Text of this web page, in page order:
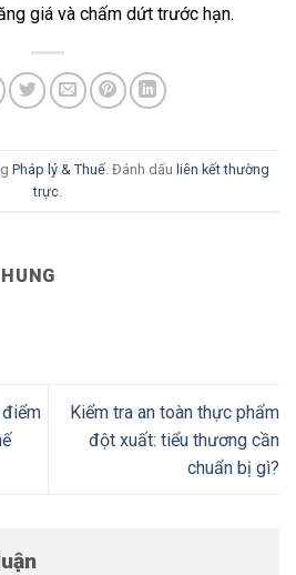
giá và chấm dứt trước hạn.
Pháp lý & Thuế. Đánh dấu liên kết thường
trực
điểm
Kiểm tra an toàn thực phẩm
đột xuất: tiểu thương cần
chuẩn bị gì?